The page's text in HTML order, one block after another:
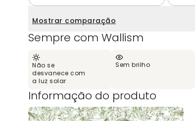
Mostrar comparação
Sempre com Wallism
Não se
desvanece com
a luz solar
Sem brilho
Informação do produto